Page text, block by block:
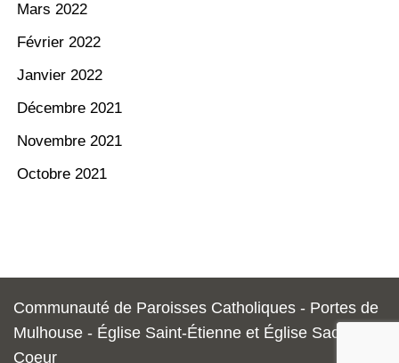
Mars 2022
Février 2022
Janvier 2022
Décembre 2021
Novembre 2021
Octobre 2021
Communauté de Paroisses Catholiques - Portes de
Mulhouse - Église Saint-Étienne et Église Sacré-
Coeur